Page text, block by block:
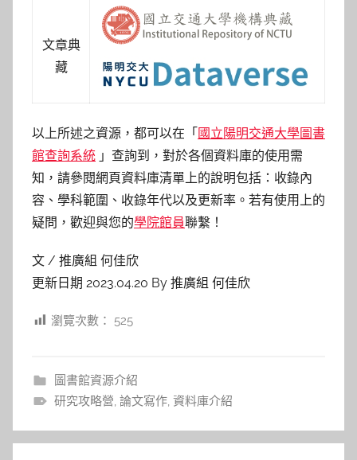
文章典
藏
以上所述之資源，都可以在「國立陽明交通大學圖書
館查詢系統 」查詢到，對於各個資料庫的使用需
知，請參閱網頁資料庫清單上的說明包括：收錄內
容、學科範圍、收錄年代以及更新率。若有使用上的
疑問，歡迎與您的學院館員聯繫！
文 / 推廣組 何佳欣
更新日期 2023.04.20 By 推廣組 何佳欣
瀏覽次數： 525
圖書館資源介紹
研究攻略營, 論文寫作, 資料庫介紹